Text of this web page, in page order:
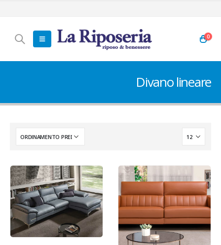
0
Divano lineare